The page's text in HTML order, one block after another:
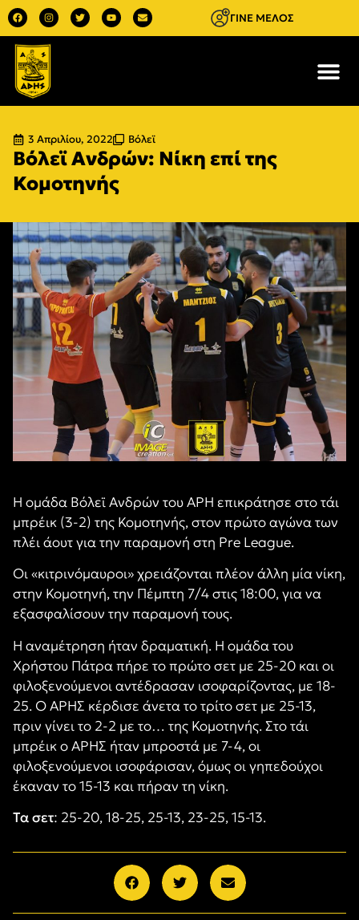
ΓΙΝΕ ΜΕΛΟΣ
3 Απριλίου, 2022 Βόλεϊ
Βόλεϊ Ανδρών: Νίκη επί της
Κομοτηνής
Η ομάδα Βόλεϊ Ανδρών του ΑΡΗ επικράτησε στο τάι
μπρέικ (3-2) της Κομοτηνής, στον πρώτο αγώνα των
πλέι άουτ για την παραμονή στη Pre League.
Οι «κιτρινόμαυροι» χρειάζονται πλέον άλλη μία νίκη,
στην Κομοτηνή, την Πέμπτη 7/4 στις 18:00, για να
εξασφαλίσουν την παραμονή τους.
Η αναμέτρηση ήταν δραματική. Η ομάδα του
Χρήστου Πάτρα πήρε το πρώτο σετ με 25-20 και οι
φιλοξενούμενοι αντέδρασαν ισοφαρίζοντας, με 18-
25. Ο ΑΡΗΣ κέρδισε άνετα το τρίτο σετ με 25-13,
πριν γίνει το 2-2 με το… της Κομοτηνής. Στο τάι
μπρέικ ο ΑΡΗΣ ήταν μπροστά με 7-4, οι
φιλοξενούμενοι ισοφάρισαν, όμως οι γηπεδούχοι
έκαναν το 15-13 και πήραν τη νίκη.
Τα σετ: 25-20, 18-25, 25-13, 23-25, 15-13.